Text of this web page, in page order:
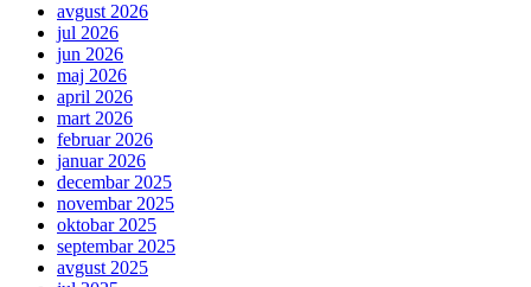
avgust 2026
jul 2026
jun 2026
maj 2026
april 2026
mart 2026
februar 2026
januar 2026
decembar 2025
novembar 2025
oktobar 2025
septembar 2025
avgust 2025